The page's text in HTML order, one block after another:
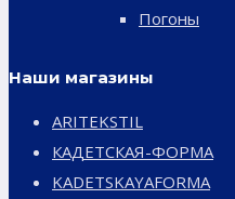
Погоны
Наши магазины
ARITEKSTIL
КАДЕТСКАЯ-ФОРМА
KADETSKAYAFORMA